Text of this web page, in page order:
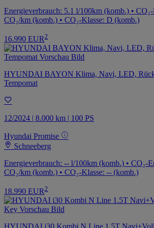
Energieverbrauch: 5.1 l/100km (komb.) •
CO₂/km (komb.) • CO₂-Klasse: D (komb.)
16.990 EUR 2
HYUNDAI BAYON Klima, Navi, LED,
Tempomat
12/2024 | 8.000 km | 100 PS
Hyundai Promise
Schneeberg
Energieverbrauch: -- l/100km (komb.) • CO₂-
CO₂/km (komb.) • CO₂-Klasse: -- (komb.)
18.990 EUR2